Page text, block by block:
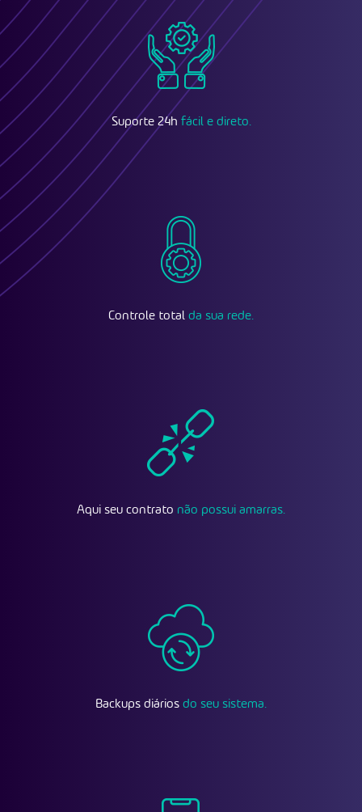
Suporte 24h fácil e direto.
Controle totalda sua rede.
Aqui seu contrato não possui amarras.
Backups diáriosdo seu sistema.